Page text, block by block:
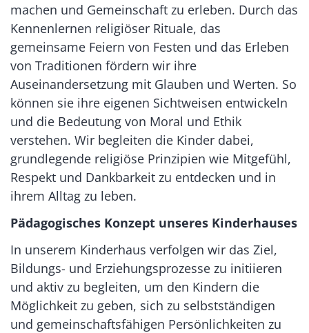
machen und Gemeinschaft zu erleben. Durch das
Kennenlernen religiöser Rituale, das
gemeinsame Feiern von Festen und das Erleben
von Traditionen fördern wir ihre
Auseinandersetzung mit Glauben und Werten. So
können sie ihre eigenen Sichtweisen entwickeln
und die Bedeutung von Moral und Ethik
verstehen. Wir begleiten die Kinder dabei,
grundlegende religiöse Prinzipien wie Mitgefühl,
Respekt und Dankbarkeit zu entdecken und in
ihrem Alltag zu leben.
Pädagogisches Konzept unseres Kinderhauses
In unserem Kinderhaus verfolgen wir das Ziel,
Bildungs- und Erziehungsprozesse zu initiieren
und aktiv zu begleiten, um den Kindern die
Möglichkeit zu geben, sich zu selbstständigen
und gemeinschaftsfähigen Persönlichkeiten zu